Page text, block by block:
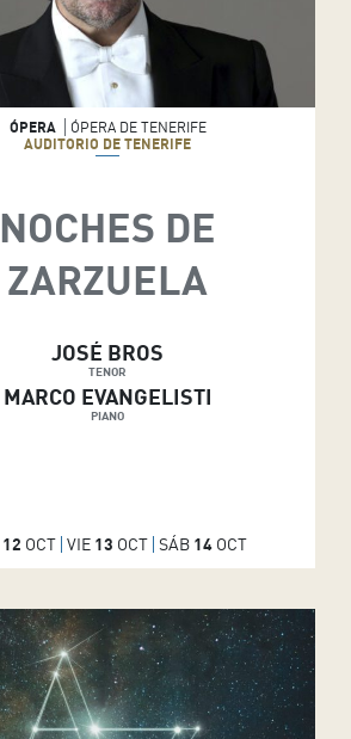
ÓPERA
ÓPERA DE TENERIFE
AUDITORIO DE TENERIFE
NOCHES DE
ZARZUELA
JOSÉ BROS
TENOR
MARCO EVANGELISTI
PIANO
12 OCT VIE 13 OCT SÁB 14OCT